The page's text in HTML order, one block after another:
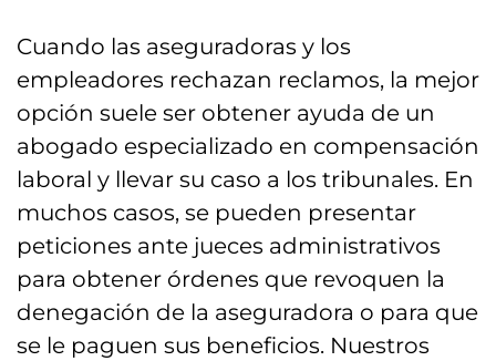
Cuando las aseguradoras y los
empleadores rechazan reclamos, la mejor
opción suele ser obtener ayuda de un
abogado especializado en compensación
laboral y llevar su caso a los tribunales. En
muchos casos, se pueden presentar
peticiones ante jueces administrativos
para obtener órdenes que revoquen la
denegación de la aseguradora o para que
se le paguen sus beneficios. Nuestros